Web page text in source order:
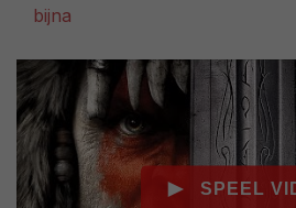
bijna